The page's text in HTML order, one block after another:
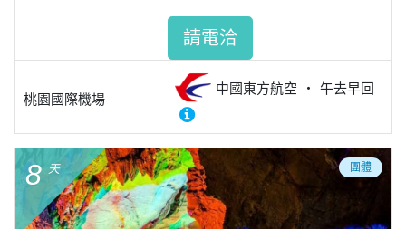
桃園國際機場
中國東方航空 午去早回
請電洽
8 天 團體